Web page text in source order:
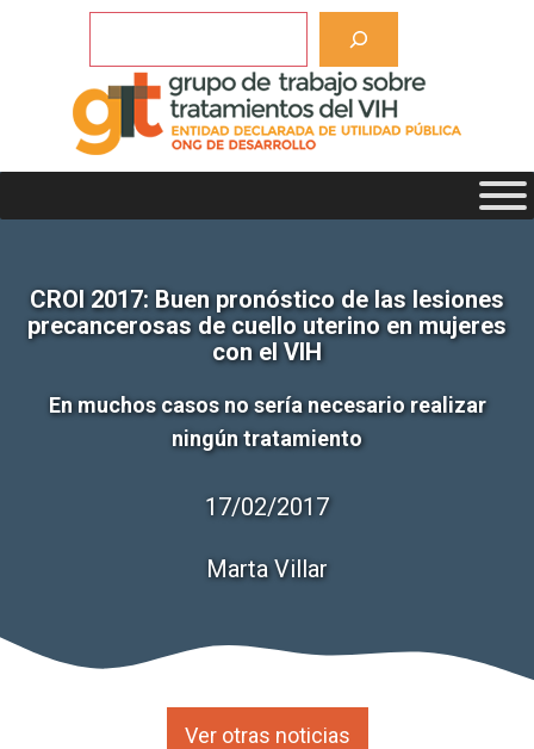
CROI 2017: Buen pronóstico de las lesiones
precancerosas de cuello uterino en mujeres
con el VIH
En muchos casos no sería necesario realizar
ningún tratamiento
17/02/2017
Marta Villar
Ver otras noticias